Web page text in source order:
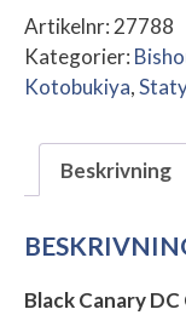
Artikelnr:27788
Kategorier:
Kotobukiya,
Beskrivning
Black Canary